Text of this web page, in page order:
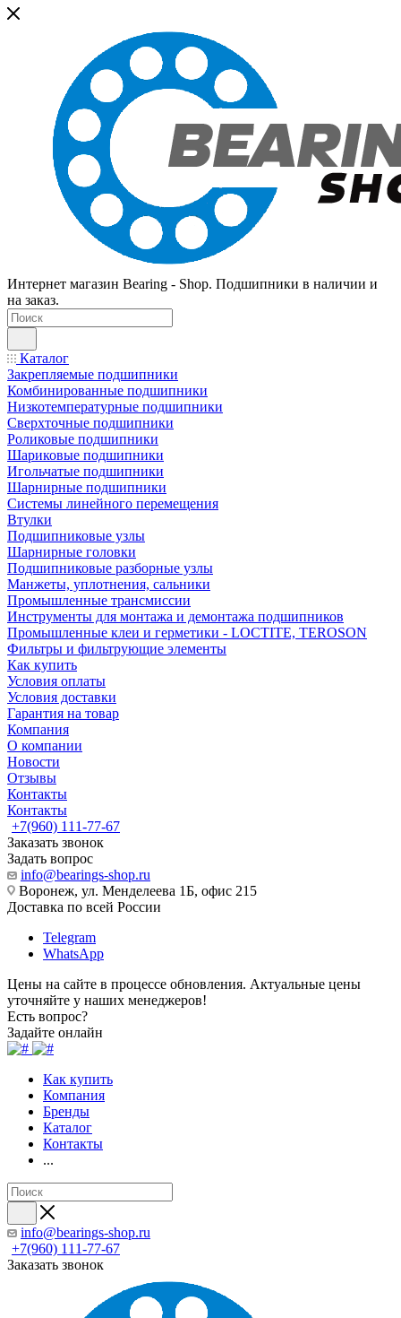
Интернет магазин Bearing - Shop. Подшипники в наличии и
на заказ.
Каталог
Закрепляемые подшипники
Комбинированные подшипники
Низкотемпературные подшипники
Сверхточные подшипники
Роликовые подшипники
Шариковые подшипники
Игольчатые подшипники
Шарнирные подшипники
Системы линейного перемещения
Втулки
Подшипниковые узлы
Шарнирные головки
Подшипниковые разборные узлы
Манжеты, уплотнения, сальники
Промышленные трансмиссии
Инструменты для монтажа и демонтажа подшипников
Промышленные клеи и герметики - LOCTITE, TEROSON
Фильтры и фильтрующие элементы
Как купить
Условия оплаты
Условия доставки
Гарантия на товар
Компания
О компании
Новости
Отзывы
Контакты
Контакты
+7(960) 111-77-67
Заказать звонок
Задать вопрос
info@bearings-shop.ru
Воронеж, ул. Менделеева 1Б, офис 215
Доставка по всей России
Telegram
WhatsApp
Цены на сайте в процессе обновления. Актуальные цены
уточняйте у наших менеджеров!
Есть вопрос?
Задайте онлайн
Как купить
Компания
Бренды
Каталог
Контакты
...
info@bearings-shop.ru
+7(960) 111-77-67
Заказать звонок